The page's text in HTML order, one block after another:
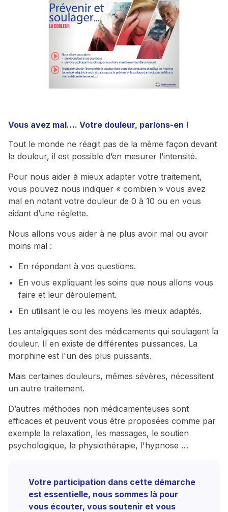
Vous avez mal…. Votre douleur, parlons-en !
Tout le monde ne réagit pas de la même façon devant
la douleur, il est possible d’en mesurer l’intensité.
Pour nous aider à mieux adapter votre traitement,
vous pouvez nous indiquer « combien » vous avez
mal en notant votre douleur de 0 à 10 ou en vous
aidant d’une réglette.
Nous allons vous aider à ne plus avoir mal ou avoir
moins mal :
En répondant à vos questions.
En vous expliquant les soins que nous allons vous
faire et leur déroulement.
En utilisant le ou les moyens les mieux adaptés.
Les antalgiques sont des médicaments qui soulagent la
douleur. Il en existe de différentes puissances. La
morphine est l'un des plus puissants.
Mais certaines douleurs, mêmes sévères, nécessitent
un autre traitement.
D’autres méthodes non médicamenteuses sont
efficaces et peuvent vous être proposées comme par
exemple la relaxation, les massages, le soutien
psychologique, la physiothérapie, l'hypnose …
Votre participation dans cette démarche
est essentielle, nous sommes là pour
vous écouter, vous soutenir et vous